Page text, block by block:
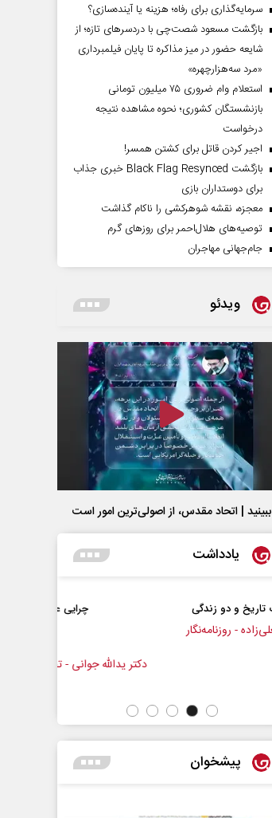
سرمایه‌گذاری برای رفاه؛ هزینه یا آینده‌سازی؟
بازگشت مسعود شصت‌چی با دردسر‌های تازه؛ از
شایعه حضور در میز مذاکره تا پایان فیلمبرداری
«مرد سه‌هزارچهره»
استعلام وام ضروری ۷۵ میلیون تومانی
بازنشستگان کشوری؛ نحوه مشاهده نتیجه
درخواست
اجیر کردن قاتل برای کشتن همسر!
بازگشت Black Flag Resynced خبری جذاب
برای دوستداران بازی
معجزه، نقشه شوهرکشی را ناکام گذاشت
توصیه‌های هلال‌احمر برای روز‌های گرم
جام‌جهانی مهاجران
ویدئو
ببینید | اتحاد مقدس، از اصولی‌ترین امور است
یادداشت
چرایی عقب‌نشینی ترامپ؟
دکتر یدالله جوانی - تحلیلگر مسائل سیاسی
پیشخوان